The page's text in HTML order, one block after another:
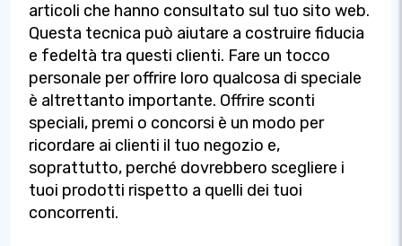
articoli che hanno consultato sul tuo sito web.
Questa tecnica può aiutare a costruire fiducia
e fedeltà tra questi clienti. Fare un tocco
personale per offrire loro qualcosa di speciale
è altrettanto importante. Offrire sconti
speciali, premi o concorsi è un modo per
ricordare ai clienti il tuo negozio e,
soprattutto, perché dovrebbero scegliere i
tuoi prodotti rispetto a quelli dei tuoi
concorrenti.